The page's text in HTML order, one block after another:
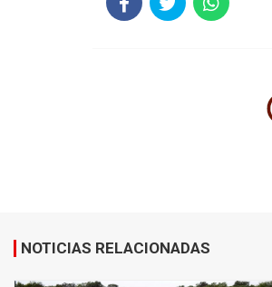
NOTICIAS RELACIONADAS